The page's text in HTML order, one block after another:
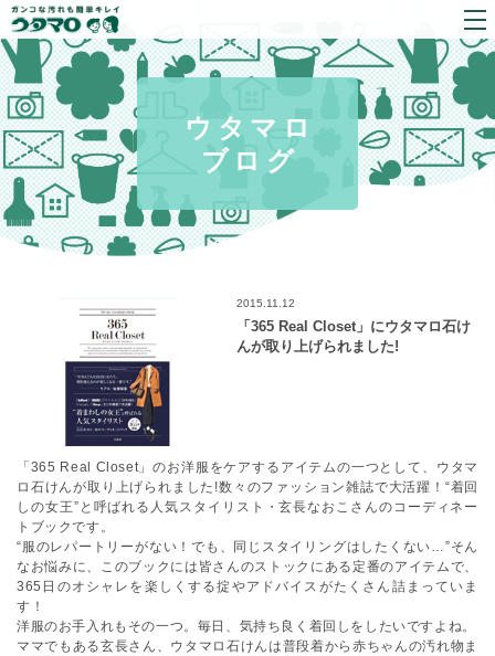
ウタマロ
ブログ
2015.11.12
「365 Real Closet」にウタマロ石け
んが取り上げられました!
「365 Real Closet」のお洋服をケアするアイテムの一つとして、ウタマ
ロ石けんが取り上げられました!数々のファッション雑誌で大活躍！“着回
しの女王”と呼ばれる人気スタイリスト・玄長なおこさんのコーディネー
トブックです。
“服のレパートリーがない！でも、同じスタイリングはしたくない…”そん
なお悩みに、このブックには皆さんのストックにある定番のアイテムで、
365日のオシャレを楽しくする掟やアドバイスがたくさん詰まっていま
す！
洋服のお手入れもその一つ。毎日、気持ち良く着回しをしたいですよね。
ママでもある玄長さん、ウタマロ石けんは普段着から赤ちゃんの汚れ物ま